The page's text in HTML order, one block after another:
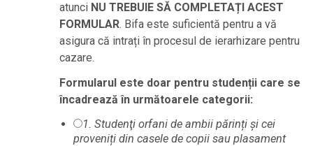
atunci NU TREBUIE SĂ COMPLETAȚI ACEST
FORMULAR. Bifa este suficientă pentru a vă
asigura că intrați în procesul de ierarhizare pentru
cazare.
Formularul este doar pentru studenții care se
încadrează în următoarele categorii:
1. Studenţi orfani de ambii părinți şi cei
proveniți din casele de copii sau plasament